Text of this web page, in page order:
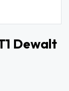
Dewalt